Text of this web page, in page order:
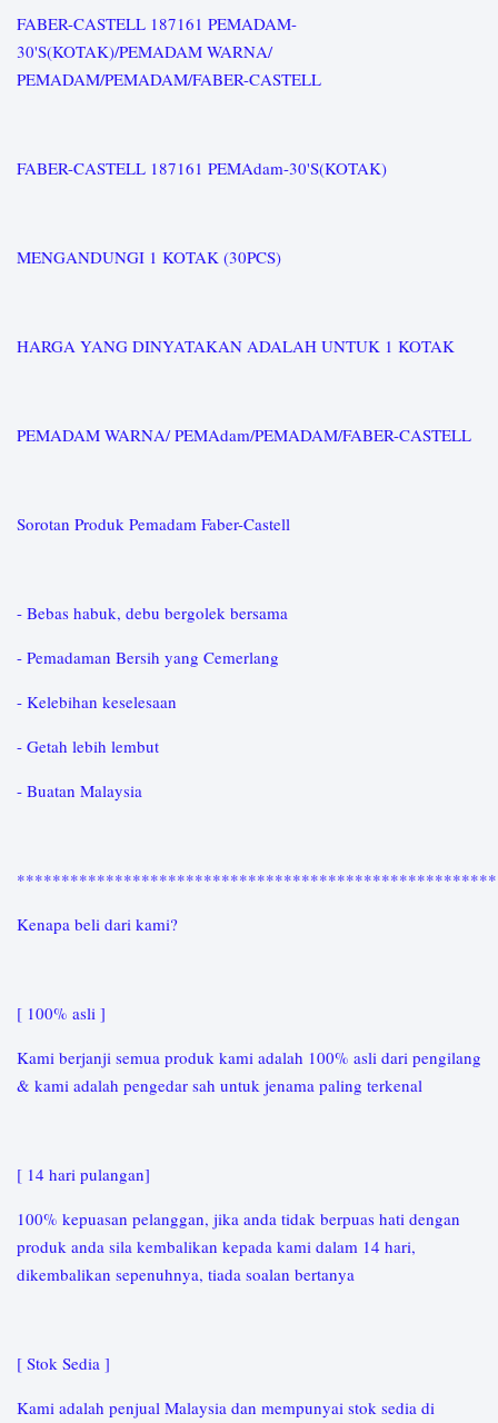
FABER-CASTELL 187161 PEMADAM-
30'S(KOTAK)/PEMADAM WARNA/
PEMADAM/PEMADAM/FABER-CASTELL
FABER-CASTELL 187161 PEMAdam-30'S(KOTAK)
MENGANDUNGI 1 KOTAK (30PCS)
HARGA YANG DINYATAKAN ADALAH UNTUK 1 KOTAK
PEMADAM WARNA/ PEMAdam/PEMADAM/FABER-CASTELL
Sorotan Produk Pemadam Faber-Castell
- Bebas habuk, debu bergolek bersama
- Pemadaman Bersih yang Cemerlang
- Kelebihan keselesaan
- Getah lebih lembut
- Buatan Malaysia
Kenapa beli dari kami?
[ 100% asli ]
Kami berjanji semua produk kami adalah 100% asli dari pengilang
& kami adalah pengedar sah untuk jenama paling terkenal
[ 14 hari pulangan]
100% kepuasan pelanggan, jika anda tidak berpuas hati dengan
produk anda sila kembalikan kepada kami dalam 14 hari,
dikembalikan sepenuhnya, tiada soalan bertanya
[ Stok Sedia ]
Kami adalah penjual Malaysia dan mempunyai stok sedia di